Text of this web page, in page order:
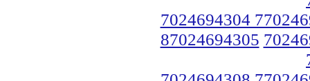
7024694304
87024694305